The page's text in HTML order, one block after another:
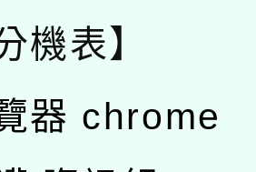
機表】
器 chrome